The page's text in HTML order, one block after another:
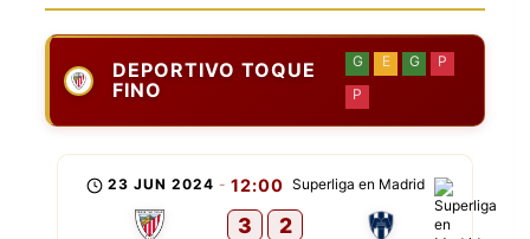
DEPORTIVO TOQUE
FINO
G E G
P
P
Superliga en Madrid
23 JUN 2024 - 12:00
3 2